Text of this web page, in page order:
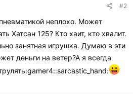
#2
неплохо. Может
Хатсан 125? Кто хаит, кто хвалит.
занятная игрушка. Думаю в эти
деньги на ветер?А я всегда